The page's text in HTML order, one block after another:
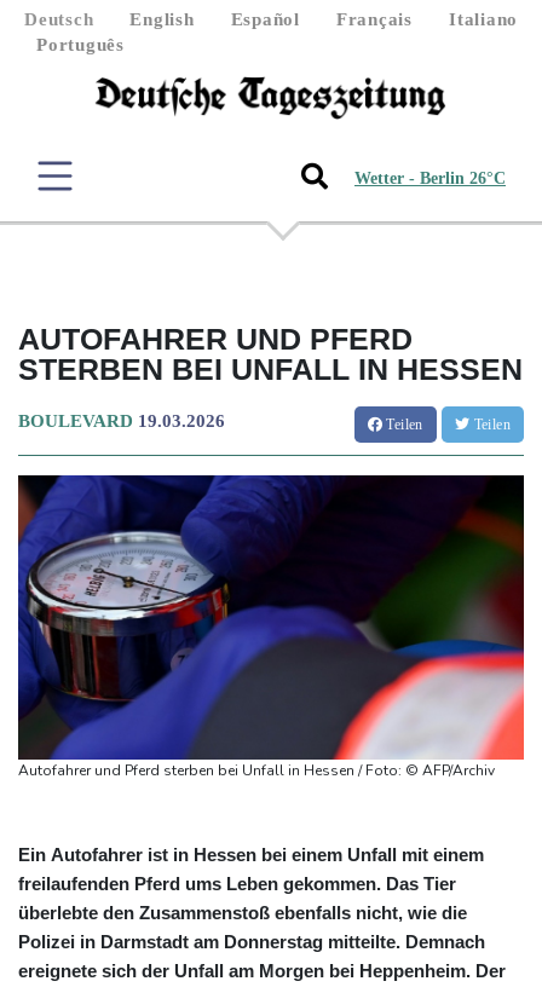
Deutsch English Español Français
Italiano
Português
Wetter - Berlin 26°C
AUTOFAHRER UND PFERD
STERBEN BEI UNFALL IN HESSEN
BOULEVARD 19.03.2026 Teilen Teilen
Autofahrer und Pferd sterben bei Unfall in Hessen / Foto: © AFP/Archiv
Ein Autofahrer ist in Hessen bei einem Unfall mit einem
freilaufenden Pferd ums Leben gekommen. Das Tier
überlebte den Zusammenstoß ebenfalls nicht, wie die
Polizei in Darmstadt am Donnerstag mitteilte. Demnach
ereignete sich der Unfall am Morgen bei Heppenheim. Der